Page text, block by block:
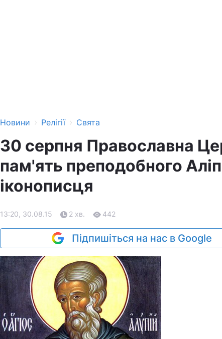
Новини › Релігії › Свята
30 серпня Православна
пам'ять преподобного
іконописця
13:20, 30.08.15 2 хв. 442
Підпишіться на нас в Google